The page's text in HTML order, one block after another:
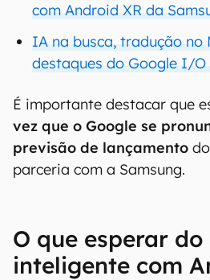
com Android XR da
IA na busca, tradução no
destaques do Google I/O
É importante destacar que
vez que o Google se
previsão de lançamento
parceria com a Samsung.
O que esperar
inteligente com